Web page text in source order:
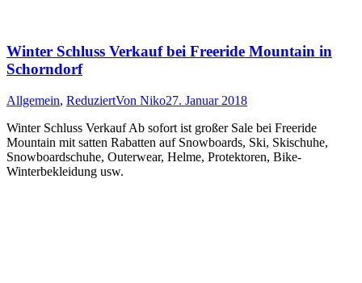
Winter Schluss Verkauf bei Freeride Mountain in
Schorndorf
Allgemein, ReduziertVon Niko27. Januar 2018
Winter Schluss Verkauf Ab sofort ist großer Sale bei Freeride
Mountain mit satten Rabatten auf Snowboards, Ski, Skischuhe,
Snowboardschuhe, Outerwear, Helme, Protektoren, Bike-
Winterbekleidung usw.